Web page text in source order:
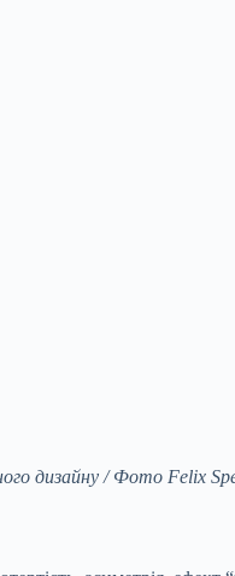
дизайну / Фото Felix